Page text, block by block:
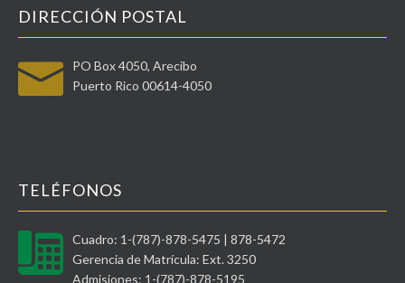
DIRECCIÓN POSTAL
PO Box 4050, Arecibo
Puerto Rico 00614-4050
TELÉFONOS
Cuadro: 1-(787)-878-5475 | 878-5472
Gerencia de Matrícula: Ext. 3250
Admisiones: 1-(787)-878-5195